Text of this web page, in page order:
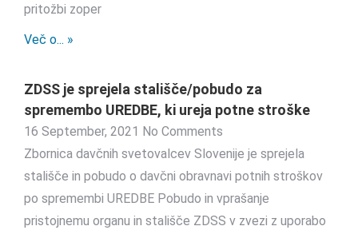
pritožbi zoper
Več o... »
ZDSS je sprejela stališče/pobudo za
spremembo UREDBE, ki ureja potne stroške
16 September, 2021 No Comments
Zbornica davčnih svetovalcev Slovenije je sprejela
stališče in pobudo o davčni obravnavi potnih stroškov
po spremembi UREDBE Pobudo in vprašanje
pristojnemu organu in stališče ZDSS v zvezi z uporabo